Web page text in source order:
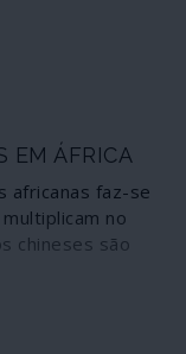
EM ÁFRICA
africanas faz-se
no
chineses são